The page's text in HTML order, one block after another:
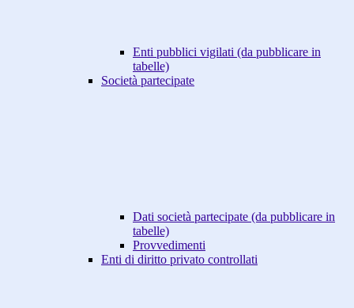
Enti pubblici vigilati (da pubblicare in
tabelle)
Società partecipate
Dati società partecipate (da pubblicare in
tabelle)
Provvedimenti
Enti di diritto privato controllati